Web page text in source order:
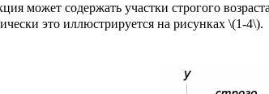
может содержать участки строгого
это иллюстрируется на рисунках \(1-4\).